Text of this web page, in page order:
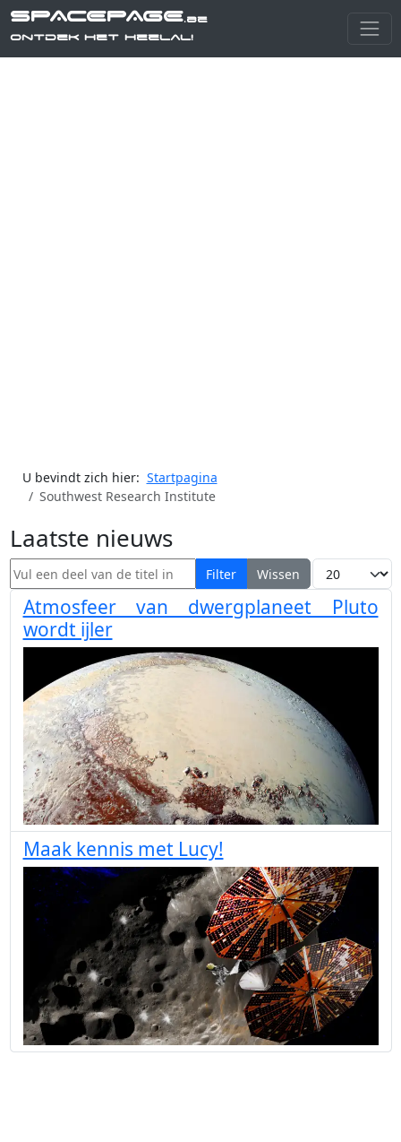
SPACEPAGE.be
Ontdek het heelal!
U bevindt zich hier: Startpagina
Southwest Research Institute
Laatste nieuws
Vul een deel van de titel in Filter Wissen Toon #
Atmosfeer van dwergplaneet Pluto
wordt ijler
Maak kennis met Lucy!